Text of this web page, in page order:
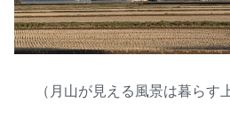
（月山が見える風景は暮らす